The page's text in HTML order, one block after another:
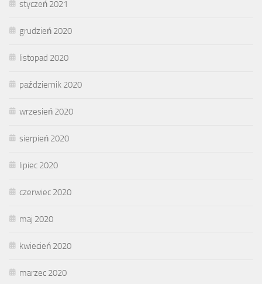
styczeń 2021
grudzień 2020
listopad 2020
październik 2020
wrzesień 2020
sierpień 2020
lipiec 2020
czerwiec 2020
maj 2020
kwiecień 2020
marzec 2020